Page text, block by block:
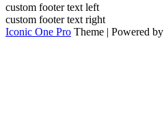
custom footer text left
custom footer text right
Iconic One Pro Theme | Powered by